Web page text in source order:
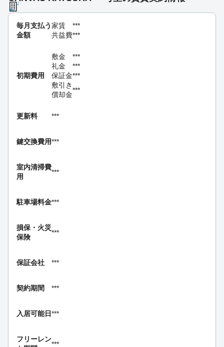
毎月支払う
金額
家賃
***
共益費***
初期費用
敷金
***
礼金
***
保証金***
敷引き
償却金
***
更新料 ***
鍵交換費用***
室内清掃費
用
***
駐車場料金***
損保・ 火災
保険
***
保証会社 ***
契約期間 ***
入居可能日***
フリーレン
***